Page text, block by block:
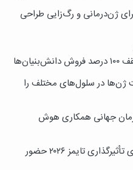
ژن‌درمانی و رگ‌زایی طراحی
ژن‌ها در سلول‌های مختلف را
جهانی همکاری هوش
چرا هیچ دانشگاه ایرانی در رتبه‌بندی تأثیرگذاری تایمز ۲۰۲۶ حضور